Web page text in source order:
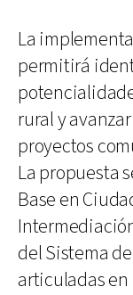
La
permitirá
rural y
proyectos
La propuesta
Base en
del Sistema
articuladas